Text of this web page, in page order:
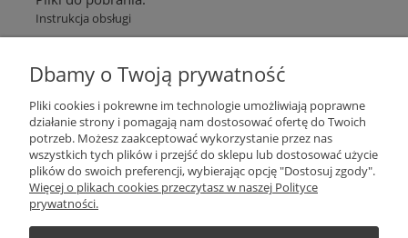
Instrukcja obsługi
ul. Warszawska 281
26-110Skarżysko-Kamienna
+48 509 457 733
E-mail:plantago@plantago.pl
Pomoc
Dbamy o Twoją prywatność
Pliki cookies i pokrewne im technologie umożliwiają poprawne
działanie strony i pomagają nam dostosować ofertę do Twoich
potrzeb. Możesz zaakceptować wykorzystanie przez nas
wszystkich tych plików i przejść do sklepu lub dostosować użycie
plików do swoich preferencji, wybierając opcję "Dostosuj zgody".
Więcej o plikach cookies przeczytasz w naszej Polityce
prywatności.